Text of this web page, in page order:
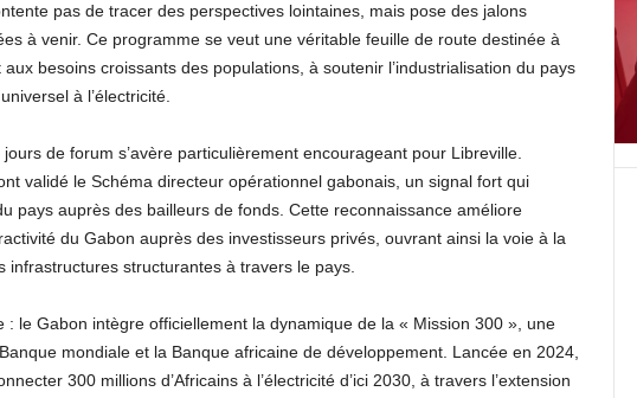
pas de tracer des perspectives lointaines, mais pose des jalons
à venir. Ce programme se veut une véritable feuille de route destinée à
besoins croissants des populations, à soutenir l’industrialisation du pays
à l’électricité.
de forum s’avère particulièrement encourageant pour Libreville.
validé le Schéma directeur opérationnel gabonais, un signal fort qui
pays auprès des bailleurs de fonds. Cette reconnaissance améliore
du Gabon auprès des investisseurs privés, ouvrant ainsi la voie à la
infrastructures structurantes à travers le pays.
: le Gabon intègre officiellement la dynamique de la « Mission 300 », une
mondiale et la Banque africaine de développement. Lancée en 2024,
300 millions d’Africains à l’électricité d’ici 2030, à travers l’extension